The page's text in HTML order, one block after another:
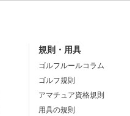
規則・用具
ゴルフルールコラム
ゴルフ規則
アマチュア資格規則
用具の規則